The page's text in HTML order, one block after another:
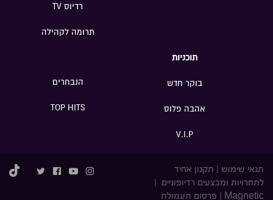
רדיוס TV
תרומה לקהילה
תוכניות
בוקר חדש
אהבה פלוס
V.I.P
הנבחרים
TOP HITS
תנאי שימוש
תקנון אחיד
לתחרויות ומבצעים רדיופוניים
Magnetic
פרסום תעמולת